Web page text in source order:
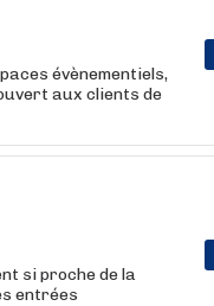
évènementiels,
aux clients de
si proche de la
entrées